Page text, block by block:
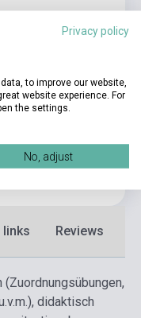
links Reviews
didaktisch
Privacy policy
to improve our website,
website experience. For
the settings.
No, adjust